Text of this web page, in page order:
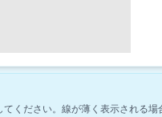
ください。線が薄く表示される